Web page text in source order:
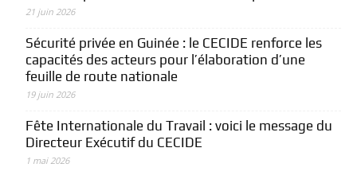
21 juin 2026
Sécurité privée en Guinée : le CECIDE renforce les
capacités des acteurs pour l’élaboration d’une
feuille de route nationale
19 juin 2026
Fête Internationale du Travail : voici le message du
Directeur Exécutif du CECIDE
1 mai 2026